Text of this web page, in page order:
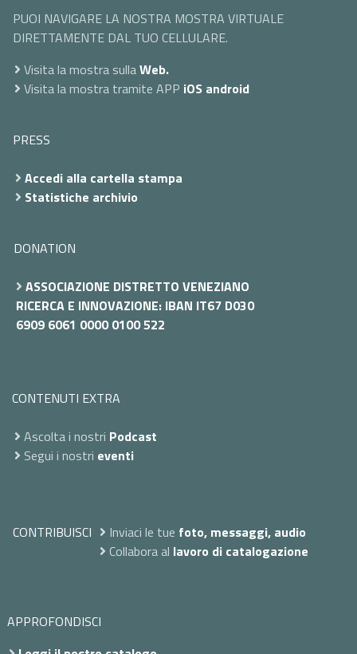
PUOI NAVIGARE LA NOSTRA MOSTRA VIRTUALE
DIRETTAMENTE DAL TUO CELLULARE.
Visita la mostra sullaWeb.
Visita la mostra tramite APP iOS android
PRESS
Accedi alla cartella stampa
Statistiche archivio
DONATION
ASSOCIAZIONE DISTRETTO VENEZIANO
RICERCA E INNOVAZIONE: IBAN IT67 D030
6909 6061 0000 0100 522
CONTENUTI EXTRA
Ascolta i nostri Podcast
Segui i nostri eventi
CONTRIBUISCI Inviaci le tue foto, messaggi, audio
Collabora al lavoro di catalogazione
APPROFONDISCI